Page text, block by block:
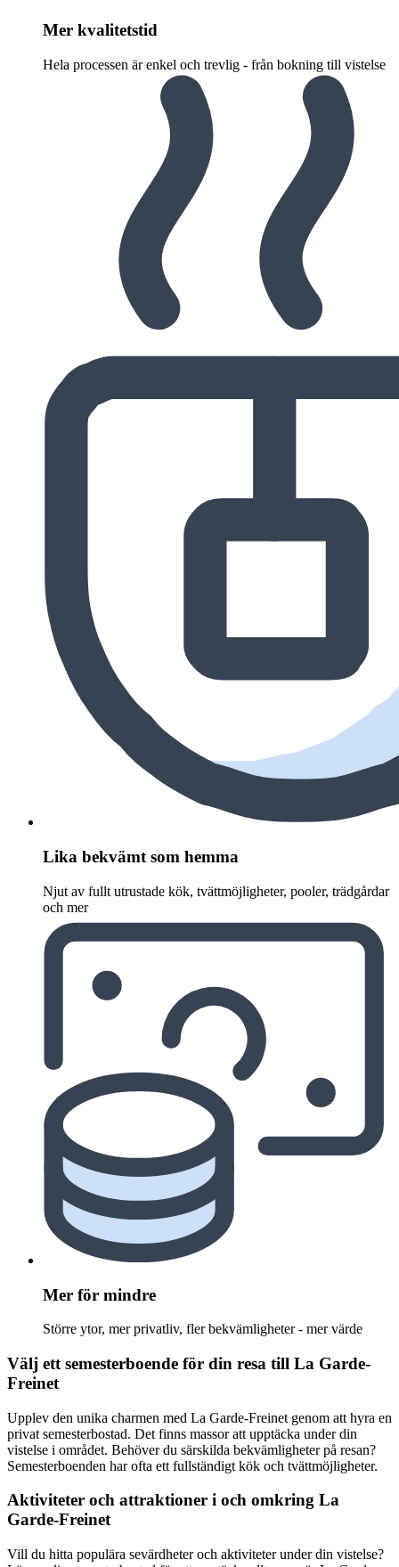
Mer kvalitetstid
Hela processen är enkel och trevlig - från bokning till vistelse
Lika bekvämt som hemma
Njut av fullt utrustade kök, tvättmöjligheter, pooler, trädgårdar
och mer
Mer för mindre
Större ytor, mer privatliv, fler bekvämligheter - mer värde
Välj ett semesterboende för din resa till La Garde-
Freinet
Upplev den unika charmen med La Garde-Freinet genom att hyra en
privat semesterbostad. Det finns massor att upptäcka under din
vistelse i området. Behöver du särskilda bekvämligheter på resan?
Semesterboenden har ofta ett fullständigt kök och tvättmöjligheter.
Aktiviteter och attraktioner i och omkring La
Garde-Freinet
Vill du hitta populära sevärdheter och aktiviteter under din vistelse?